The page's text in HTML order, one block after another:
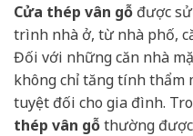
Cửa thép vân gỗ được
trình nhà ở, từ nhà phố,
Đối với những căn nhà
không chỉ tăng tính thẩm
tuyệt đối cho gia đình.
thép vân gỗthường